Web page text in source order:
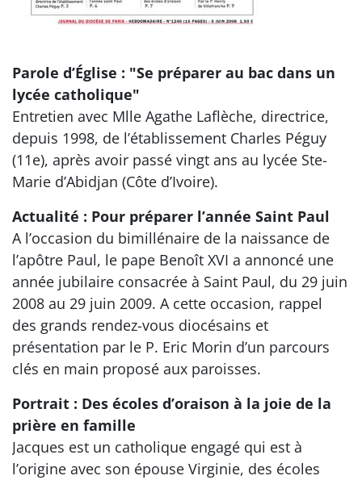
Parole d’Église : "Se préparer au bac dans un
lycée catholique"
Entretien avec Mlle Agathe Laflèche, directrice,
depuis 1998, de l’établissement Charles Péguy
(11e), après avoir passé vingt ans au lycée Ste-
Marie d’Abidjan (Côte d’Ivoire).
Actualité : Pour préparer l’année Saint Paul
A l’occasion du bimillénaire de la naissance de
l’apôtre Paul, le pape Benoît XVI a annoncé une
année jubilaire consacrée à Saint Paul, du 29 juin
2008 au 29 juin 2009. A cette occasion, rappel
des grands rendez-vous diocésains et
présentation par le P. Eric Morin d’un parcours
clés en main proposé aux paroisses.
Portrait : Des écoles d’oraison à la joie de la
prière en famille
Jacques est un catholique engagé qui est à
l’origine avec son épouse Virginie, des écoles